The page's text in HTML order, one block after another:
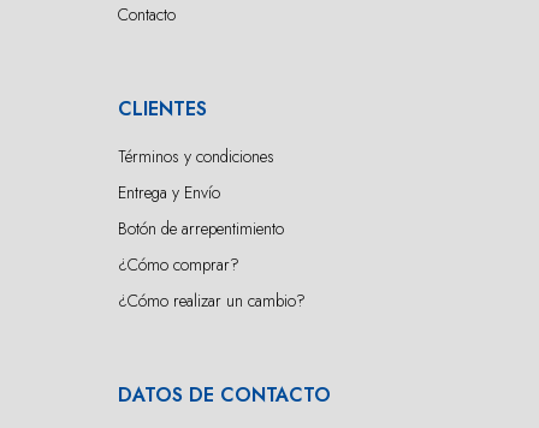
Contacto
CLIENTES
Términos y condiciones
Entrega y Envío
Botón de arrepentimiento
¿Cómo comprar?
¿Cómo realizar un cambio?
DATOS DE CONTACTO